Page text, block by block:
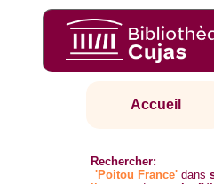
Accueil
Rechercher:
'Poitou France' dans